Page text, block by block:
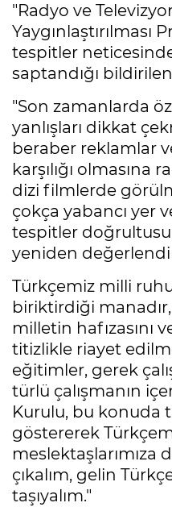
"Radyo ve
tespitler
saptandığı
"Son zamanlarda
yanlışları dikkat
beraber reklamlar
karşılığı olmasına
dizi filmlerde
çokça yabancı yer
tespitler
yeniden
Türkçemiz milli
biriktirdiği
milletin
titizlikle riayet
eğitimler, gerek
türlü çalışmanın
Kurulu, bu konuda
göstererek
çıkalım, gelin
taşıyalım."